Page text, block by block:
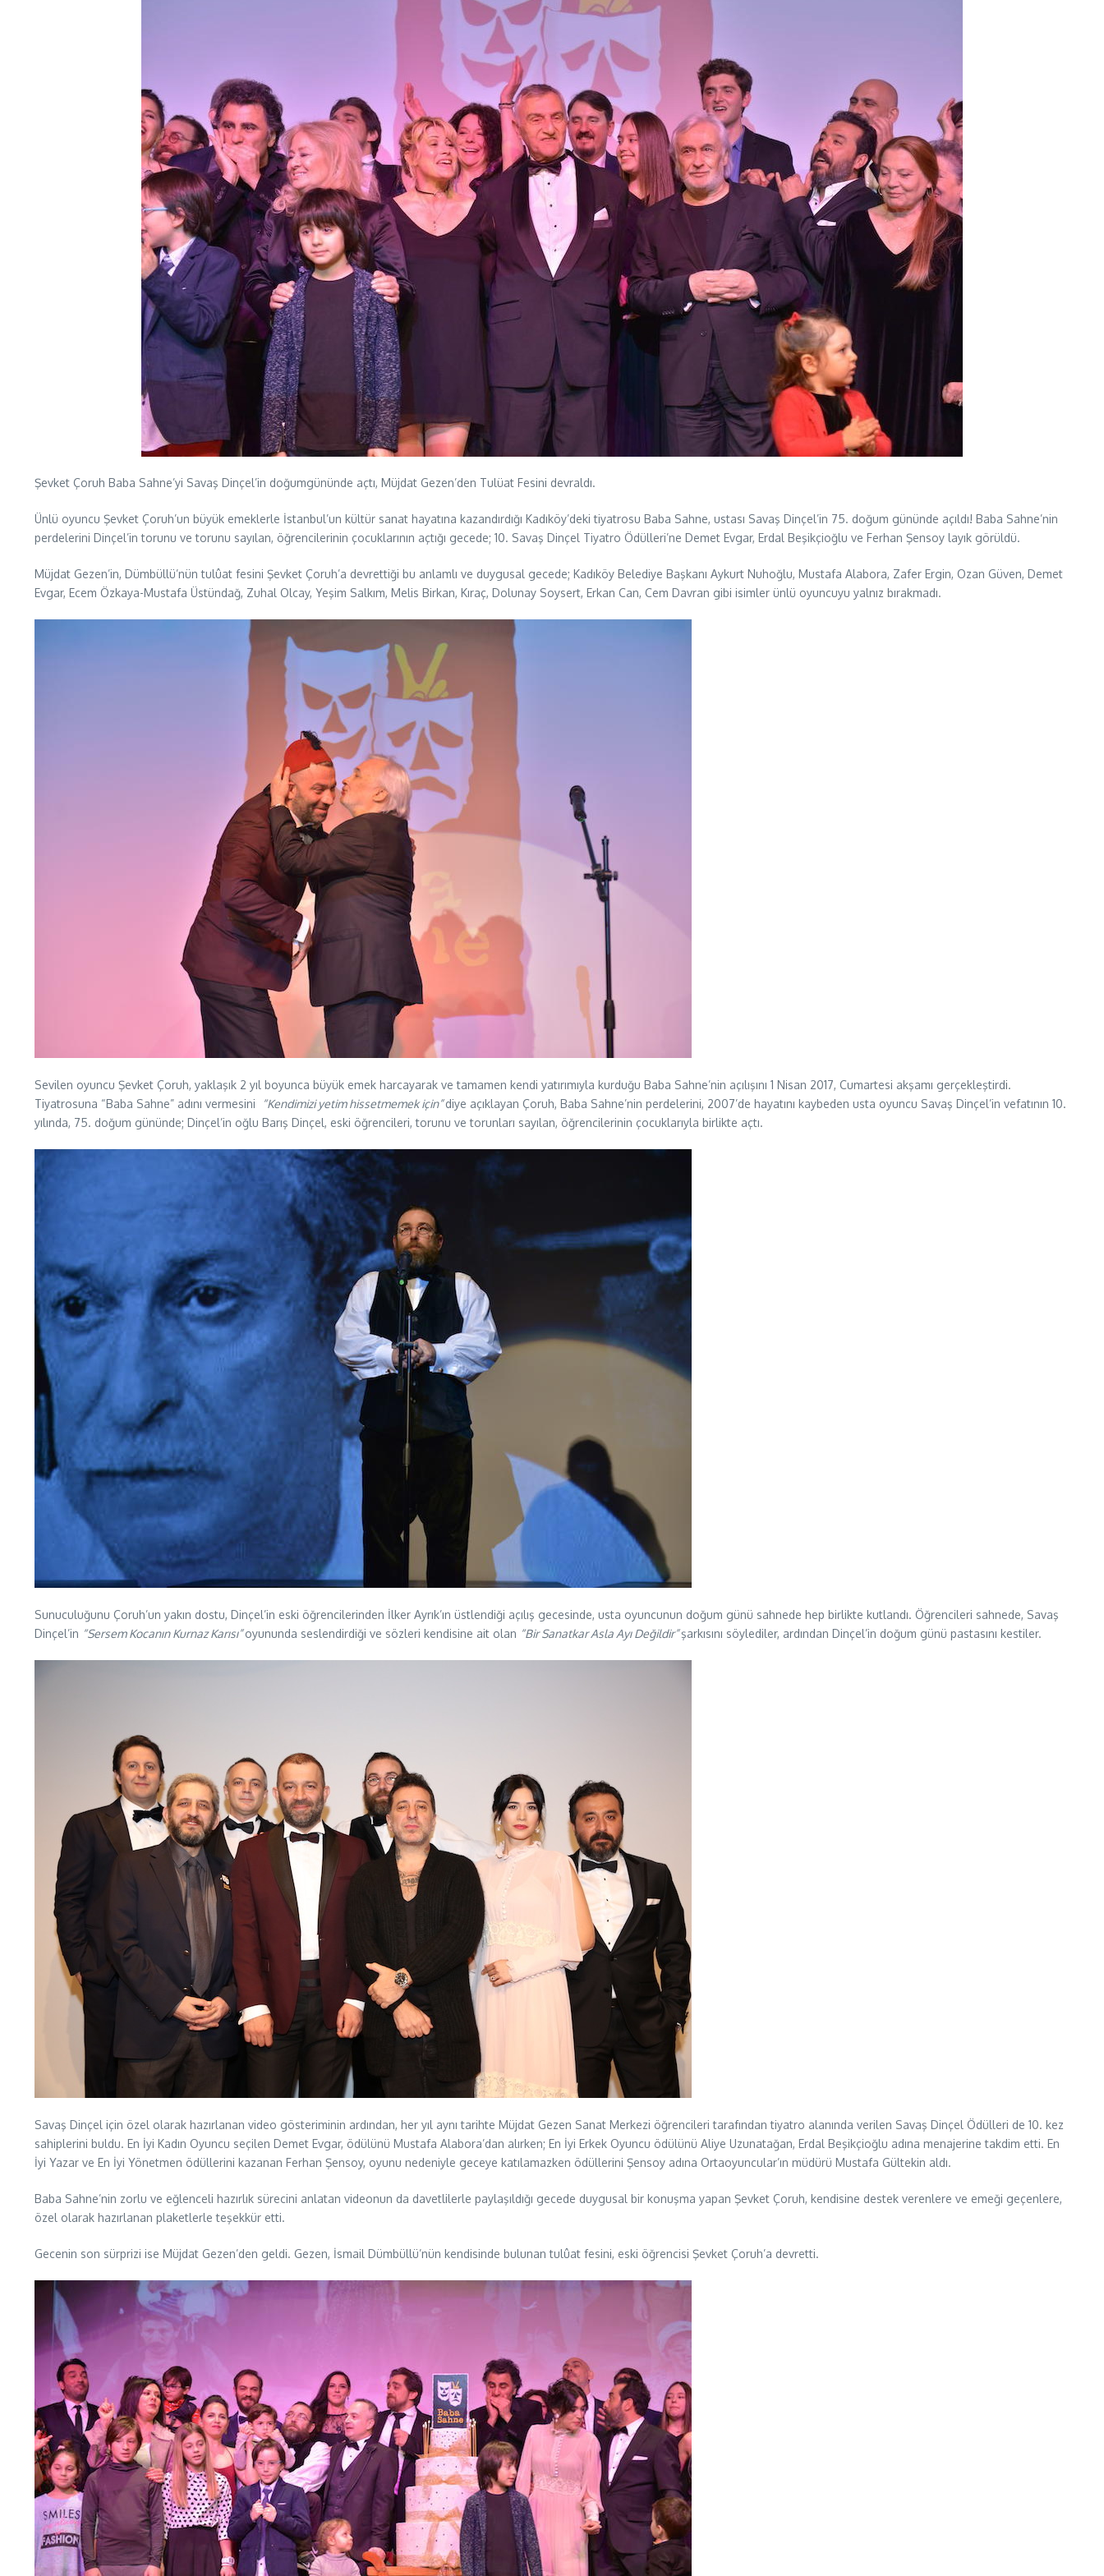
Şevket Çoruh Baba Sahne’yi Savaş Dinçel’in doğumgününde açtı, Müjdat Gezen’den Tulüat Fesini devraldı.
Ünlü oyuncu Şevket Çoruh’un büyük emeklerle İstanbul’un kültür sanat hayatına kazandırdığı Kadıköy’deki tiyatrosu Baba Sahne, ustası Savaş Dinçel’in 75. doğum gününde açıldı! Baba Sahne’nin
perdelerini Dinçel’in torunu ve torunu sayılan, öğrencilerinin çocuklarının açtığı gecede; 10. Savaş Dinçel Tiyatro Ödülleri’ne Demet Evgar, Erdal Beşikçioğlu ve Ferhan Şensoy layık görüldü.
Müjdat Gezen’in, Dümbüllü’nün tulûat fesini Şevket Çoruh’a devrettiği bu anlamlı ve duygusal gecede; Kadıköy Belediye Başkanı Aykurt Nuhoğlu, Mustafa Alabora, Zafer Ergin, Ozan Güven, Demet
Evgar, Ecem Özkaya-Mustafa Üstündağ, Zuhal Olcay, Yeşim Salkım, Melis Birkan, Kıraç, Dolunay Soysert, Erkan Can, Cem Davran gibi isimler ünlü oyuncuyu yalnız bırakmadı.
Sevilen oyuncu Şevket Çoruh, yaklaşık 2 yıl boyunca büyük emek harcayarak ve tamamen kendi yatırımıyla kurduğu Baba Sahne’nin açılışını 1 Nisan 2017, Cumartesi akşamı gerçekleştirdi.
Tiyatrosuna “Baba Sahne” adını vermesini
“Kendimizi yetim hissetmemek için”diye açıklayan Çoruh, Baba Sahne’nin perdelerini, 2007’de hayatını kaybeden usta oyuncu Savaş Dinçel’in vefatının 10.
yılında, 75. doğum gününde; Dinçel’in oğlu Barış Dinçel, eski öğrencileri, torunu ve torunları sayılan, öğrencilerinin çocuklarıyla birlikte açtı.
Sunuculuğunu Çoruh’un yakın dostu, Dinçel’in eski öğrencilerinden İlker Ayrık’ın üstlendiği açılış gecesinde, usta oyuncunun doğum günü sahnede hep birlikte kutlandı. Öğrencileri sahnede, Savaş
Dinçel’in “Sersem Kocanın Kurnaz Karısı”oyununda seslendirdiği ve sözleri kendisine ait olan “Bir Sanatkar Asla Ayı Değildir”şarkısını söylediler, ardından Dinçel’in doğum günü pastasını kestiler.
Savaş Dinçel için özel olarak hazırlanan video gösteriminin ardından, her yıl aynı tarihte Müjdat Gezen Sanat Merkezi öğrencileri tarafından tiyatro alanında verilen Savaş Dinçel Ödülleri de 10. kez
sahiplerini buldu. En İyi Kadın Oyuncu seçilen Demet Evgar, ödülünü Mustafa Alabora’dan alırken; En İyi Erkek Oyuncu ödülünü Aliye Uzunatağan, Erdal Beşikçioğlu adına menajerine takdim etti. En
İyi Yazar ve En İyi Yönetmen ödüllerini kazanan Ferhan Şensoy, oyunu nedeniyle geceye katılamazken ödüllerini Şensoy adına Ortaoyuncular’ın müdürü Mustafa Gültekin aldı.
Baba Sahne’nin zorlu ve eğlenceli hazırlık sürecini anlatan videonun da davetlilerle paylaşıldığı gecede duygusal bir konuşma yapan Şevket Çoruh, kendisine destek verenlere ve emeği geçenlere,
özel olarak hazırlanan plaketlerle teşekkür etti.
Gecenin son sürprizi ise Müjdat Gezen’den geldi. Gezen, İsmail Dümbüllü’nün kendisinde bulunan tulûat fesini, eski öğrencisi Şevket Çoruh’a devretti.